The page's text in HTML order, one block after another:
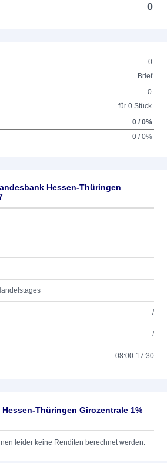
0
0
Brief
0
für 0 Stück
0 / 0%
0 / 0%
Hessen-Thüringen
/
/
08:00-17:30
Thüringen Girozentrale 1%
leider keine Renditen berechnet werden.